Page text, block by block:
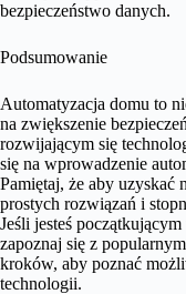
bezpieczeństwo danych.
Podsumowanie
Automatyzacja domu to
na zwiększenie
rozwijającym się
się na wprowadzenie
Pamiętaj, że aby uzyskać
prostych rozwiązań i
Jeśli jesteś
zapoznaj się z
kroków, aby poznać
technologii.